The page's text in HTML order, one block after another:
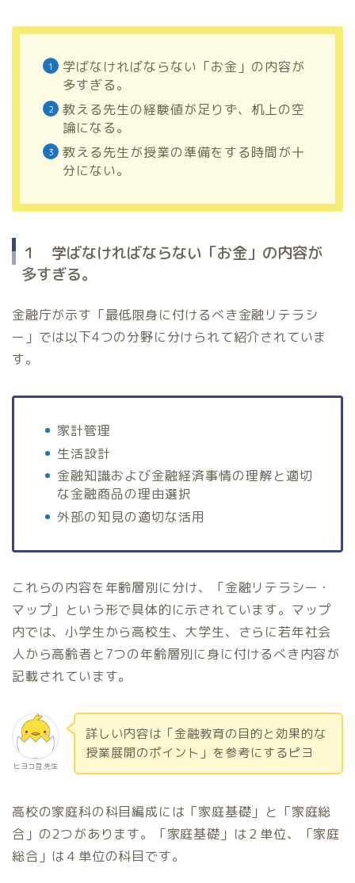
学ばなければならない「お金」の内容が
多すぎる。
教える先生の経験値が足りず、机上の空
論になる。
教える先生が授業の準備をする時間が十
分にない。
１ 学ばなければならない「お金」の内容が
多すぎる。
金融庁が示す「最低限身に付けるべき金融リテラシ
ー」では以下4つの分野に分けられて紹介されていま
す。
家計管理
生活設計
金融知識および金融経済事情の理解と適切
な金融商品の理由選択
外部の知見の適切な活用
これらの内容を年齢層別に分け、「金融リテラシー・
マップ」という形で具体的に示されています。マップ
内では、小学生から高校生、大学生、さらに若年社会
人から高齢者と7つの年齢層別に身に付けるべき内容が
記載されています。
ヒヨコ豆 先生
詳しい内容は「金融教育の目的と効果的な
授業展開のポイント」を参考にするピヨ
高校の家庭科の科目編成には「家庭基礎」と「家庭総
合」の2つがあります。「家庭基礎」は２単位、「家庭
総合」は４単位の科目です。